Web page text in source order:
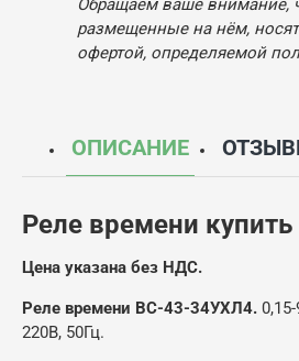
Обращаем ваше внимание,
размещенные на нём,
офертой, определяемой
ОПИСАНИЕ
Реле времени
Цена указана без НДС.
Реле времени ВС-43-34УХЛ4.
220В, 50Гц.